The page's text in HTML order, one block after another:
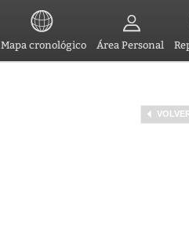
Mapa cronológico Área Personal